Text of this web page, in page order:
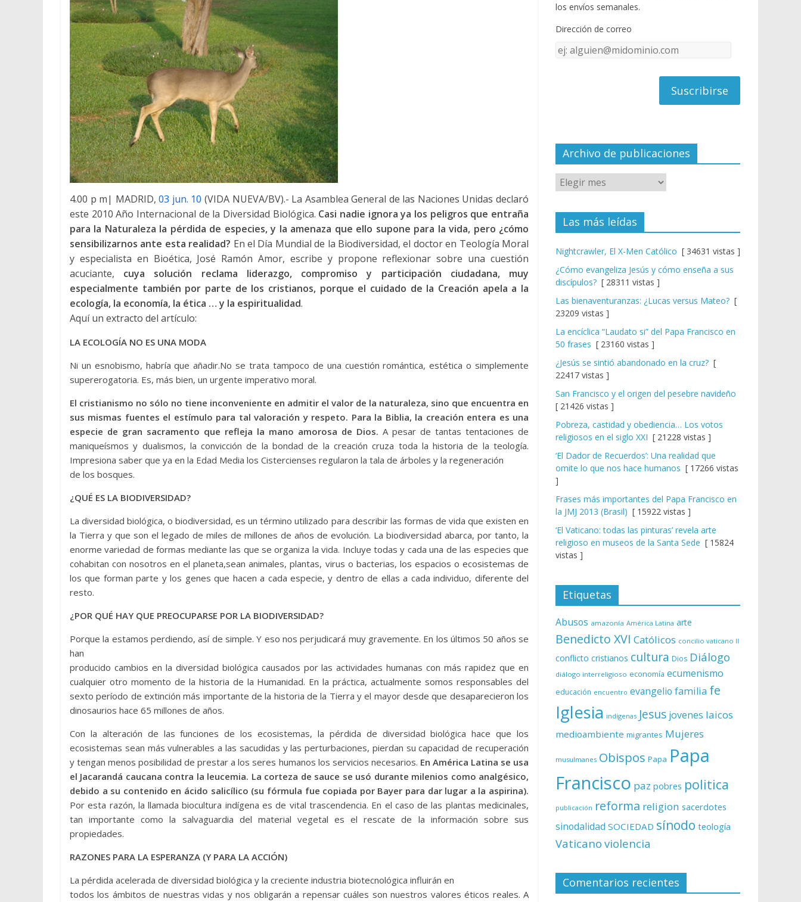
4.00 p m| MADRID,03 jun. 10 (VIDA NUEVA/BV).- La Asamblea General de las Naciones Unidas declaró
este 2010 Año Internacional de la Diversidad Biológica. Casi nadie ignora ya los peligros que entraña
para la Naturaleza la pérdida de especies, y la amenaza que ello supone para la vida, pero ¿cómo
sensibilizarnos ante esta realidad? En el Día Mundial de la Biodiversidad, el doctor en Teología Moral
y especialista en Bioética, José Ramón Amor, escribe y propone reflexionar sobre una cuestión
acuciante, cuya solución reclama liderazgo, compromiso y participación ciudadana, muy
especialmente también por parte de los cristianos, porque el cuidado de la Creación apela a la
ecología, la economía, la ética … y la espiritualidad.
Aquí un extracto del artículo:
LA ECOLOGÍA NO ES UNA MODA
Ni un esnobismo, habría que añadir.No se trata tampoco de una cuestión romántica, estética o simplemente
supererogatoria. Es, más bien, un urgente imperativo moral.
El cristianismo no sólo no tiene inconveniente en admitir el valor de la naturaleza, sino que encuentra en
sus mismas fuentes el estímulo para tal valoración y respeto. Para la Biblia, la creación entera es una
especie de gran sacramento que refleja la mano amorosa de Dios. A pesar de tantas tentaciones de
maniqueísmos y dualismos, la convicción de la bondad de la creación cruza toda la historia de la teología.
Impresiona saber que ya en la Edad Media los Cistercienses regularon la tala de árboles y la regeneración
de los bosques.
¿QUÉ ES LA BIODIVERSIDAD?
La diversidad biológica, o biodiversidad, es un término utilizado para describir las formas de vida que existen en
la Tierra y que son el legado de miles de millones de años de evolución. La biodiversidad abarca, por tanto, la
enorme variedad de formas mediante las que se organiza la vida. Incluye todas y cada una de las especies que
cohabitan con nosotros en el planeta,sean animales, plantas, virus o bacterias, los espacios o ecosistemas de
los que forman parte y los genes que hacen a cada especie, y dentro de ellas a cada individuo, diferente del
resto.
¿POR QUÉ HAY QUE PREOCUPARSE POR LA BIODIVERSIDAD?
Porque la estamos perdiendo, así de simple. Y eso nos perjudicará muy gravemente. En los últimos 50 años se
han
producido cambios en la diversidad biológica causados por las actividades humanas con más rapidez que en
cualquier otro momento de la historia de la Humanidad. En la práctica, actualmente somos responsables del
sexto período de extinción más importante de la historia de la Tierra y el mayor desde que desaparecieron los
dinosaurios hace 65 millones de años.
Con la alteración de las funciones de los ecosistemas, la pérdida de diversidad biológica hace que los
ecosistemas sean más vulnerables a las sacudidas y las perturbaciones, pierdan su capacidad de recuperación
y tengan menos posibilidad de prestar a los seres humanos los servicios necesarios. En América Latina se usa
el Jacarandá caucana contra la leucemia. La corteza de sauce se usó durante milenios como analgésico,
debido a su contenido en ácido salicílico (su fórmula fue copiada por Bayer para dar lugar a la aspirina).
Por esta razón, la llamada biocultura indígena es de vital trascendencia. En el caso de las plantas medicinales,
tan importante como la salvaguardia del material vegetal es el rescate de la información sobre sus
propiedades.
RAZONES PARA LA ESPERANZA (Y PARA LA ACCIÓN)
La pérdida acelerada de diversidad biológica y la creciente industria biotecnológica influirán en
todos los ámbitos de nuestras vidas y nos obligarán a repensar cuáles son nuestros valores éticos reales. A
o
k e
C
el
los envíos semanales.
Dirección de correo
Dirección
Archivo de publicaciones
Las más leídas
Nightcrawler, El X-Men Católico [ 34631 vistas ]
¿Cómo evangeliza Jesús y cómo enseña a sus
discípulos? [ 28311 vistas ]
Las bienaventuranzas: ¿Lucas versus Mateo? [
23209 vistas ]
La encíclica “Laudato si” del Papa Francisco en
50 frases [ 23160 vistas ]
¿Jesús se sintió abandonado en la cruz? [
22417 vistas ]
San Francisco y el origen del pesebre navideño
[ 21426 vistas ]
Pobreza, castidad y obediencia… Los votos
religiosos en el siglo XXI [ 21228 vistas ]
‘El Dador de Recuerdos’: Una realidad que
omite lo que nos hace humanos [ 17266 vistas
]
Frases más importantes del Papa Francisco en
la JMJ 2013 (Brasil) [ 15922 vistas ]
‘El Vaticano: todas las pinturas’ revela arte
religioso en museos de la Santa Sede [ 15824
vistas ]
Etiquetas
Abusos amazonía América Latina arte
Benedicto XVI Católicos concilio vaticano II
conflicto cristianos cultura Dios Diálogo
diálogo interreligioso economía ecumenismo
educación encuentro evangelio familia fe
Iglesia indígenas Jesus jovenes laicos
medioambiente migrantes Mujeres
musulmanes Obispos Papa Papa
Francisco paz pobres politica
publicación reforma religion sacerdotes
sinodalidad SOCIEDAD sínodo teología
Vaticano violencia
Comentarios recientes